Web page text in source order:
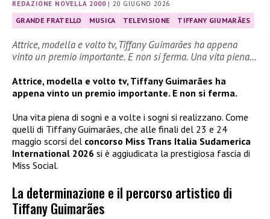
REDAZIONE NOVELLA 2000|20 GIUGNO 2026
GRANDE FRATELLO MUSICA TELEVISIONE TIFFANY GIUMARÃES
Attrice, modella e volto tv, Tiffany Guimarães ha appena
vinto un premio importante. E non si ferma. Una vita piena…
Attrice, modella e volto tv, Tiffany Guimarães ha
appena vinto un premio importante. E non si ferma.
Una vita piena di sogni e a volte i sogni si realizzano. Come
quelli di Tiffany Guimarães, che alle finali del 23 e 24
maggio scorsi del concorso Miss Trans Italia Sudamerica
International 2026 si è aggiudicata la prestigiosa fascia di
Miss Social.
La determinazione e il percorso artistico di
Tiffany Guimarães